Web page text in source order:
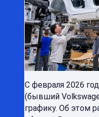
С февраля 2026
(бывший
графику. Об этом